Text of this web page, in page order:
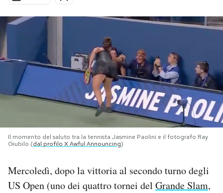
Cultura
Economia
Altrecose
PODCAST
I MIEI PREFERITI
Il momento del saluto tra la tennista Jasmine Paolini e il fotografo Ray
Giubilo (dal profilo X Awful Announcing)
Mercoledì, dopo la vittoria al secondo turno degli
US Open (uno dei quattro tornei del Grande Slam,